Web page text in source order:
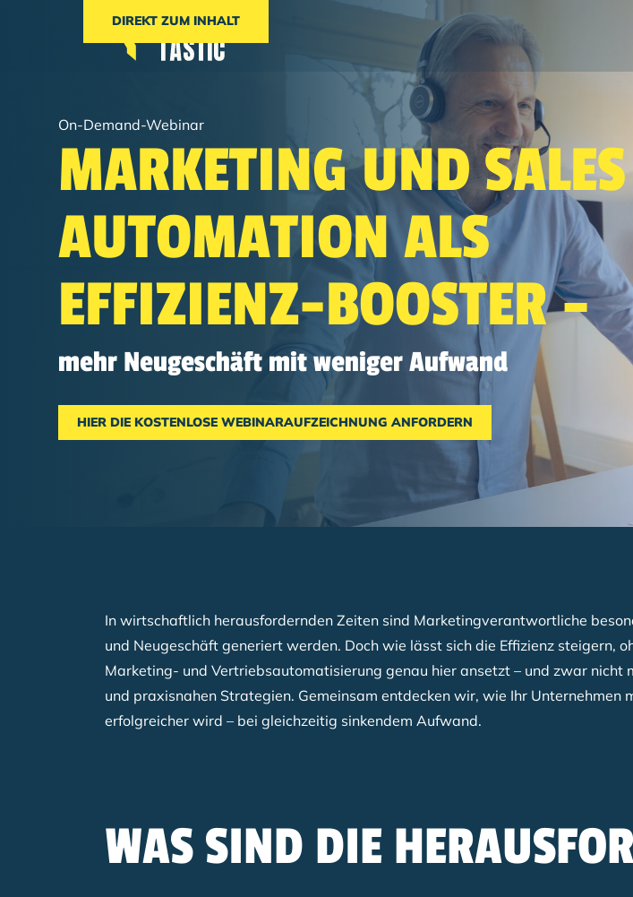
DIREKT ZUM INHALT
On-Demand-Webinar
MARKETING UND SALES
AUTOMATION ALS
EFFIZIENZ-BOOSTER –
mehr Neugeschäft mit weniger Aufwand
HIER DIE KOSTENLOSE WEBINARAUFZEICHNUNG ANFORDERN
In wirtschaftlich herausfordernden Zeiten sind Marketingverantwortliche
und Neugeschäft generiert werden. Doch wie lässt sich die Effizienz steigern,
Marketing- und Vertriebsautomatisierung genau hier ansetzt – und zwar nicht
und praxisnahen Strategien. Gemeinsam entdecken wir, wie Ihr
erfolgreicher wird – bei gleichzeitig sinkendem Aufwand.
WAS SIND DIE